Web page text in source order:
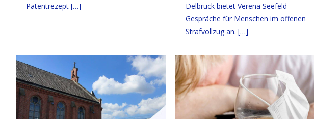
Patentrezept […]
Delbrück bietet Verena Seefeld
Gespräche für Menschen im offenen
Strafvollzug an. […]